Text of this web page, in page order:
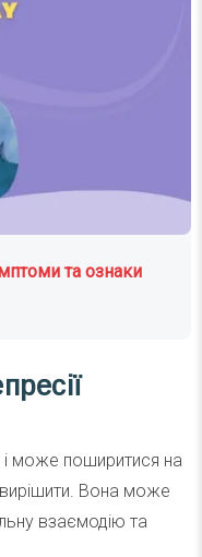
та ознаки
і може поширитися на
Вона може
взаємодію та